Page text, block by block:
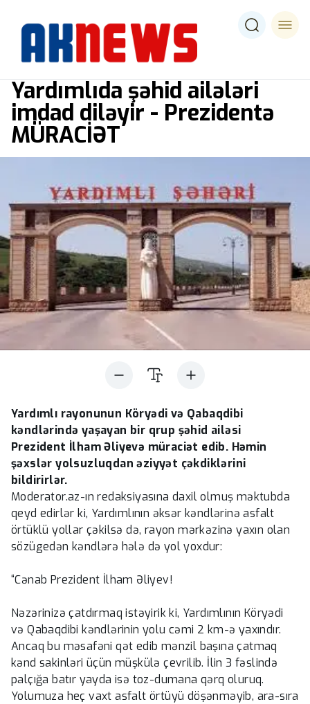
Yardımlıda şəhid ailələri
imdad diləyir - Prezidentə
MÜRACİƏT
Yardımlı rayonunun Köryədi və Qabaqdibi
kəndlərində yaşayan bir qrup şəhid ailəsi
Prezident İlham Əliyevə müraciət edib. Həmin
şəxslər yolsuzluqdan əziyyət çəkdiklərini
bildirirlər.
Moderator.az-ın redaksiyasına daxil olmuş məktubda
qeyd edirlər ki, Yardımlının əksər kəndlərinə asfalt
örtüklü yollar çəkilsə də, rayon mərkəzinə yaxın olan
sözügedən kəndlərə hələ də yol yoxdur:
“Cənab Prezident İlham Əliyev!
Nəzərinizə çatdırmaq istəyirik ki, Yardımlının Köryədi
və Qabaqdibi kəndlərinin yolu cəmi 2 km-ə yaxındır.
Ancaq bu məsafəni qət edib mənzil başına çatmaq
kənd sakinləri üçün müşkülə çevrilib. İlin 3 fəslində
palçığa batır yayda isə toz-dumana qərq oluruq.
Yolumuza heç vaxt asfalt örtüyü döşənməyib, ara-sıra